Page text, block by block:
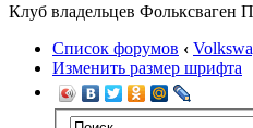
Клуб владельцев Фольксваген
Список форумов ‹
Изменить размер шрифта